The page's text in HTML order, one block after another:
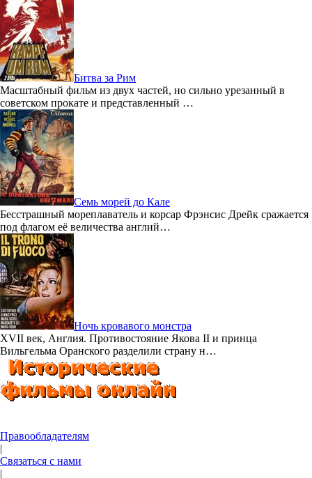
Битва за Рим
Масштабный фильм из двух частей, но сильно урезанный в
советском прокате и представленный …
Семь морей до Кале
Бесстрашный мореплаватель и корсар Фрэнсис Дрейк сражается
под флагом её величества англий…
Ночь кровавого монстра
XVII век, Англия. Противостояние Якова II и принца
Вильгельма Оранского разделили страну н…
Правообладателям
|
Связаться с нами
|